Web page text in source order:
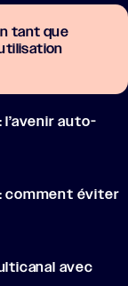
tant que
l’avenir auto­
comment éviter
avec